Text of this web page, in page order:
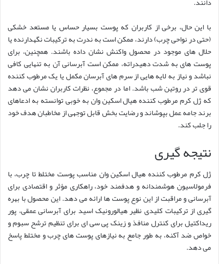
با این حال، برخی از کاربران که پوست بسیار حساس یا مستعد خشکی
(حتی در نواحی چرب) دارند، ممکن است به ندرت به ترکیبات نگهدارنده یا
حلال های موجود در محصول واکنش نشان داده باشند. همچنین، برای
پوست های به شدت دهیدراته، ممکن است آبرسانی آن به تنهایی کافی
نباشد و نیاز به لایه هایی از سرم های آبرسان مکمل یا یک مرطوب کننده
قوی تر در روتین شب باشد. اما در مجموع، نظرات کاربران نشان می دهد
که ژل کرم مرطوب کننده هیال اسکین وان به خوبی توانسته به ادعاهای
برند جامه عمل بپوشاند و رضایت بخش قابل توجهی از مخاطبان هدف خود
را جلب کند.
نتیجه گیری
ژل کرم مرطوب کننده هیال اسکین وان مناسب پوست مختلط تا چرب، با
فرمولاسیون هوشمندانه و هدفمند خود، راهکاری مؤثر و اقتصادی برای
آبرسانی و مراقبت از این نوع پوست ها ارائه می دهد. این محصول با بهره
گیری از ترکیبات کلیدی نظیر هیالورونیک اسید برای آبرسانی عمقی، پور
ریداکتیل برای کنترل منافذ و زینک پی سی ای برای تنظیم ترشح سبوم و
خواص ضد آکنه، به طور جامع به نیازهای پوست های چرب و مختلط پاسخ
می دهد.